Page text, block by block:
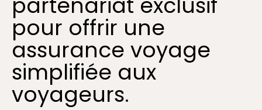
pour offrir une
assurance voyage
simplifiée aux
voyageurs.